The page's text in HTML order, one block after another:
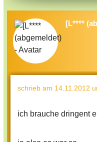
[L****
schrieb am 14.11.2012
ich brauche dringent